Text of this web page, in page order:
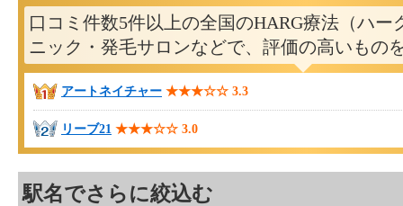
口コミ件数5件以上の全国のHARG療法（ハー
ニック・発毛サロンなどで、評価の高いもの
アートネイチャー ★★★☆☆ 3.3
リーブ21 ★★★☆☆ 3.0
駅名でさらに絞込む